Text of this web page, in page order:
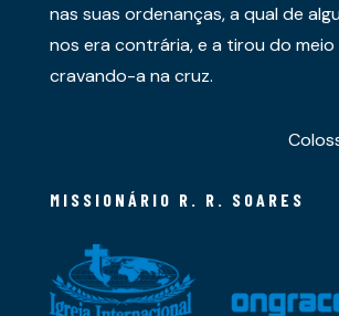
nas suas ordenanças, a qual de
nos era contrária, e a tirou do meio
cravando-a na cruz.
MISSIONÁRIO R. R. SOARES